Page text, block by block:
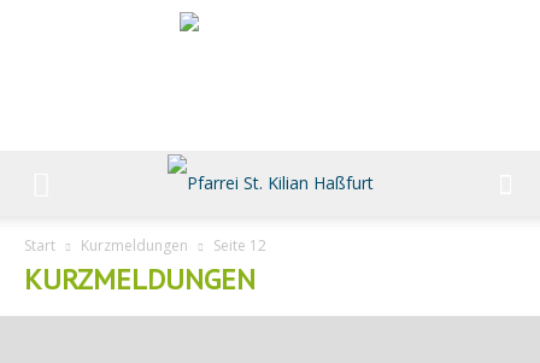
Start Kurzmeldungen Seite 12
KURZMELDUNGEN